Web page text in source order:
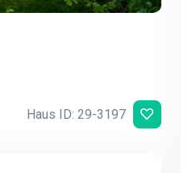
Haus ID: 29-3197